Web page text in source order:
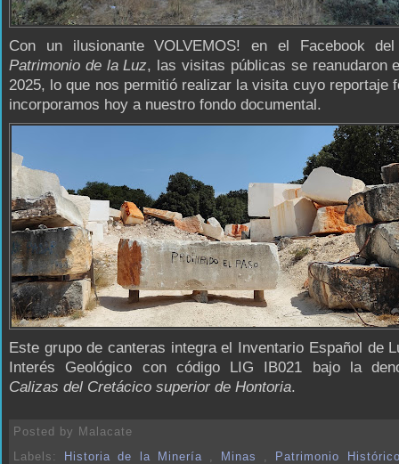
Con un ilusionante VOLVEMOS! en el Facebook
Patrimonio de la Luz, las visitas públicas se reanudaron
2025, lo que nos permitió realizar la visita cuyo reportaje
incorporamos hoy a nuestro fondo documental.
Este grupo de canteras integra el Inventario Español de
Interés Geológico con código LIG IB021 bajo la
Calizas del Cretácico superior de Hontoria.
Posted by Malacate
Labels: Historia de la Minería Minas
Patrimonio